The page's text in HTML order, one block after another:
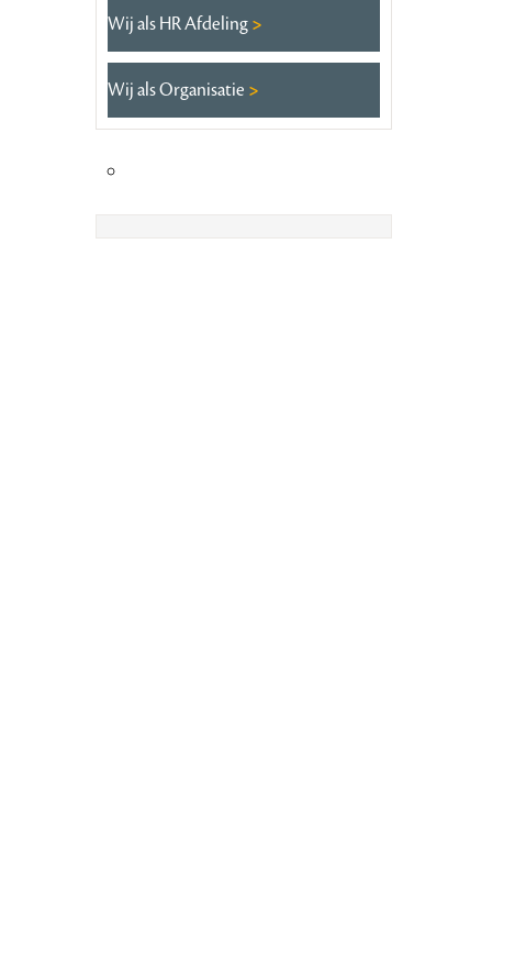
Wij als HR Afdeling
Wij als Organisatie